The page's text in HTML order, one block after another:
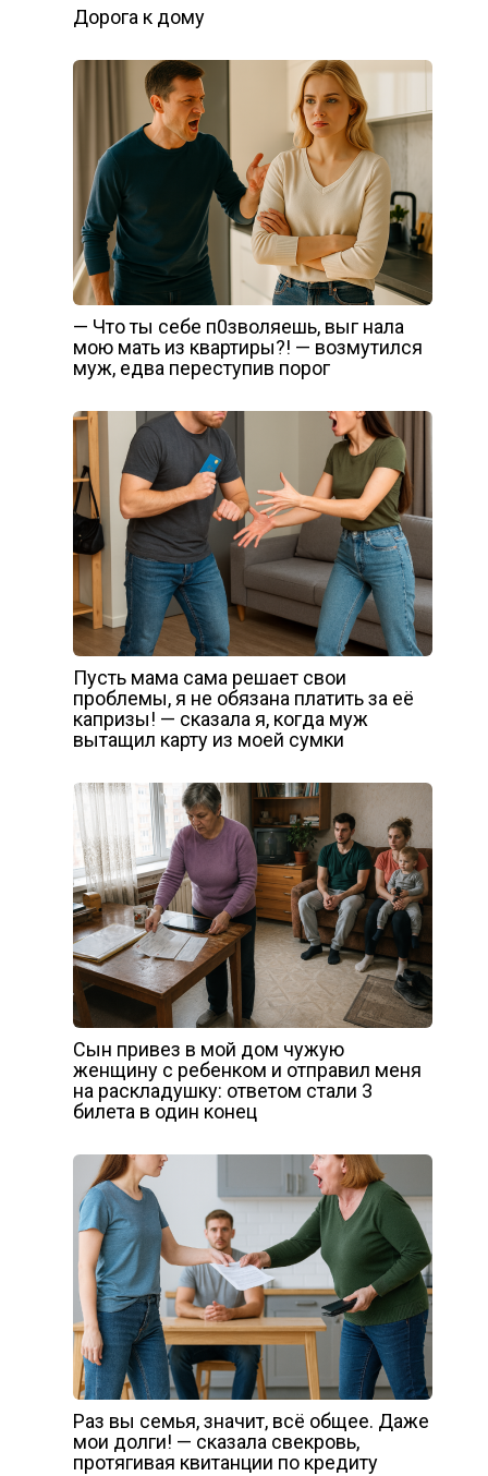
Дорога к дому
— Что ты cебе п0зволяешь, выг нала
мою мать из квартиры?! — возмутился
муж, едва переступив порог
Пусть мама сама решает свои
проблемы, я не обязана платить за её
капризы! — сказала я, когда муж
вытащил карту из моей сумки
Сын привез в мой дом чужую
женщину с ребенком и отправил меня
на раскладушку: ответом стали 3
билета в один конец
Раз вы семья, значит, всё общее. Даже
мои долги! — сказала свекровь,
протягивая квитанции по кредиту